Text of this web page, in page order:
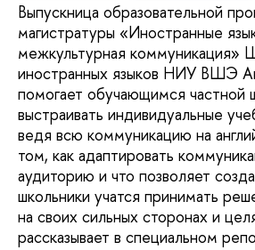
Выпускница образовательной
магистратуры «Иностранные
межкультурная коммуникация»
иностранных языков НИУ ВШЭ
помогает обучающимся частной
выстраивать индивидуальные
ведя всю коммуникацию на
том, как адаптировать
аудиторию и что позволяет
школьники учатся принимать
на своих сильных сторонах и
рассказывает в специальном